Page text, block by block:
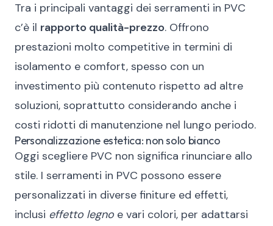
Tra i principali vantaggi dei serramenti in PVC
c’è il rapporto qualità-prezzo. Offrono
prestazioni molto competitive in termini di
isolamento e comfort, spesso con un
investimento più contenuto rispetto ad altre
soluzioni, soprattutto considerando anche i
costi ridotti di manutenzione nel lungo periodo.
Personalizzazione estetica: non solo bianco
Oggi scegliere PVC non significa rinunciare allo
stile. I serramenti in PVC possono essere
personalizzati in diverse finiture ed effetti,
inclusi effetto legno e vari colori, per adattarsi